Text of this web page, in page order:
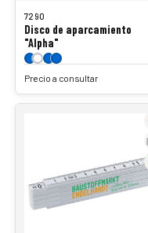
7290
Disco de aparcamiento
"Alpha"
Precio a consultar